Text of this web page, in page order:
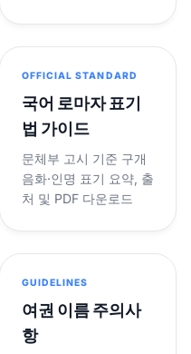
OFFICIAL STANDARD
국어 로마자 표기
법 가이드
문체부 고시 기준 구개
음화·인명 표기 요약, 출
처 및 PDF 다운로드
GUIDELINES
여권 이름 주의사
항